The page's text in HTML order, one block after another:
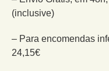
(inclusive)
– Para encomendas
24,15€